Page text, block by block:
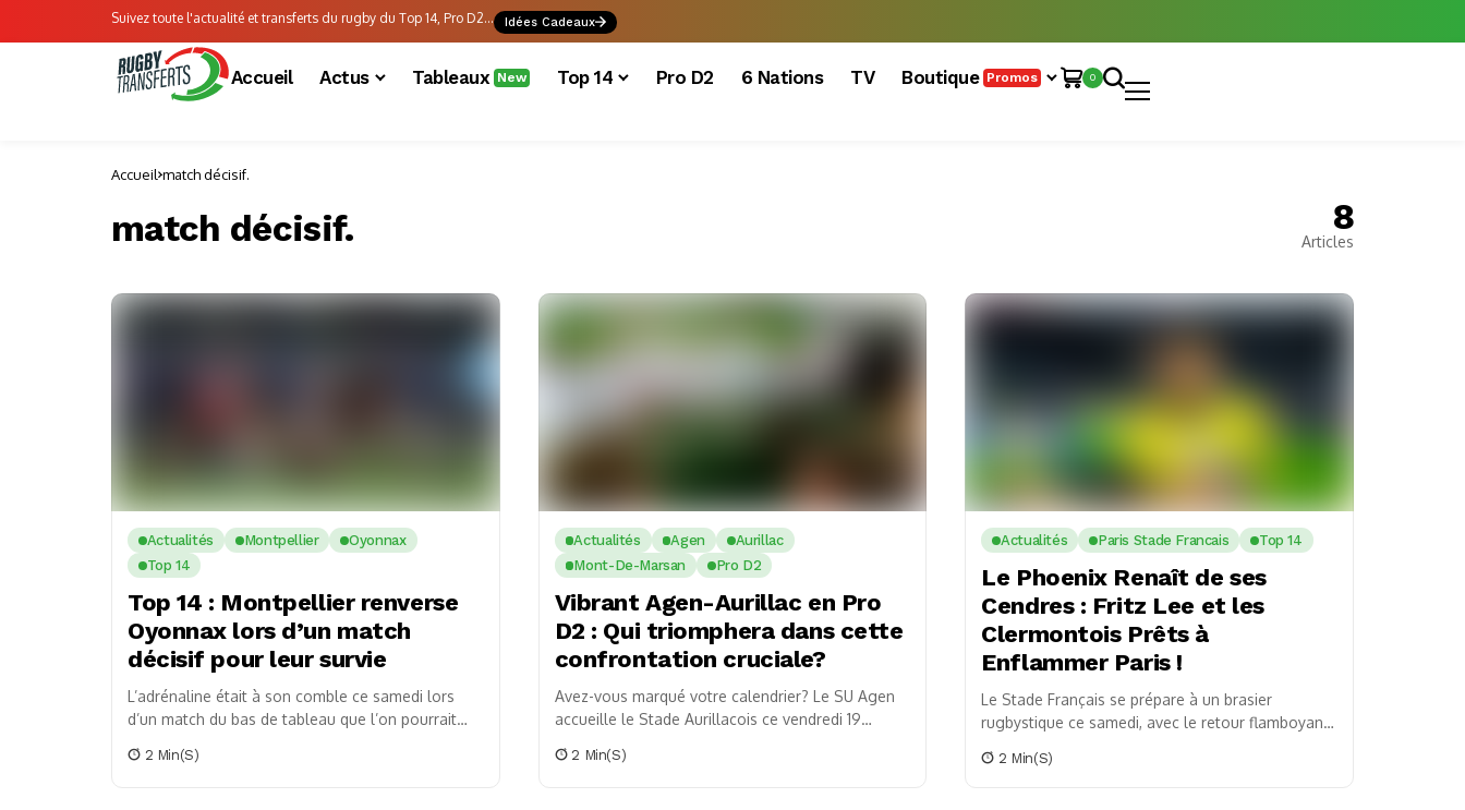
Suivez toute l'actualité et transferts du rugby du Top 14, Pro D2... Idées Cadeaux
Accueil Actus Tableaux New Top 14 Pro D2 6 Nations TV Boutique Promos 0
Accueil match décisif.
match décisif. 8
Articles
Actualités Montpellier
Oyonnax
Top 14
Top 14 : Montpellier renverse
Oyonnax lors d’un match
décisif pour leur survie
L’adrénaline était à son comble ce samedi lors
d’un match du bas de tableau que l’on pourrait
2 Min(s)
Actualités Agen
Aurillac
Mont-De-Marsan
Pro D2
Vibrant Agen-Aurillac en Pro
D2 : Qui triomphera dans cette
confrontation cruciale?
Avez-vous marqué votre calendrier? Le SU Agen
accueille le Stade Aurillacois ce vendredi 19
2 Min(s)
Actualités Paris Stade Francais Top 14
Le Phoenix Renaît de ses
Cendres : Fritz Lee et les
Clermontois Prêts à
Enflammer Paris !
Le Stade Français se prépare à un brasier
rugbystique ce samedi, avec le retour flamboyant
Clermont....
2 Min(s)